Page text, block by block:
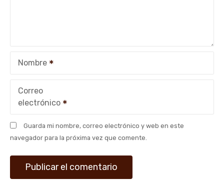
n
a
d
a
Nombre
Correo
electrónico
Guarda mi nombre, correo electrónico y web en este
navegador para la próxima vez que comente.